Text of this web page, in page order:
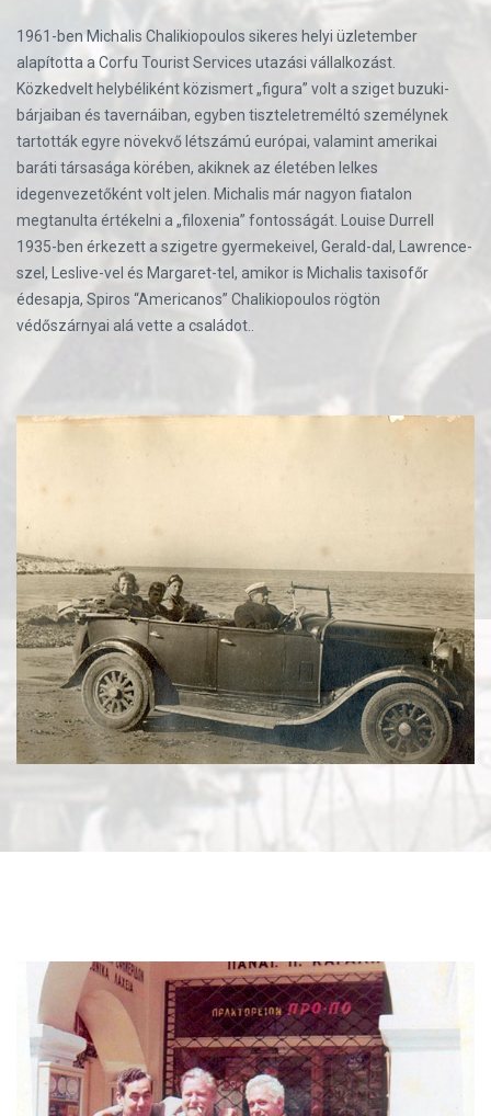
1961-ben Michalis Chalikiopoulos sikeres helyi üzletember
alapította a Corfu Tourist Services utazási vállalkozást.
Közkedvelt helybéliként közismert „figura” volt a sziget buzuki-
bárjaiban és tavernáiban, egyben tiszteletreméltó személynek
tartották egyre növekvő létszámú európai, valamint amerikai
baráti társasága körében, akiknek az életében lelkes
idegenvezetőként volt jelen. Michalis már nagyon fiatalon
megtanulta értékelni a „filoxenia” fontosságát. Louise Durrell
1935-ben érkezett a szigetre gyermekeivel, Gerald-dal, Lawrence-
szel, Leslive-vel és Margaret-tel, amikor is Michalis taxisofőr
édesapja, Spiros “Americanos” Chalikiopoulos rögtön
védőszárnyai alá vette a családot..